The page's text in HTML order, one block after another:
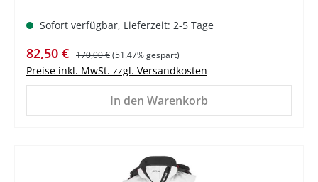
Sofort verfügbar, Lieferzeit: 2-5 Tage
Verkaufspreis:
82,50 € Regulärer Preis:
170,00 €(51.47% gespart)
Preise inkl. MwSt. zzgl. Versandkosten
In den Warenkorb